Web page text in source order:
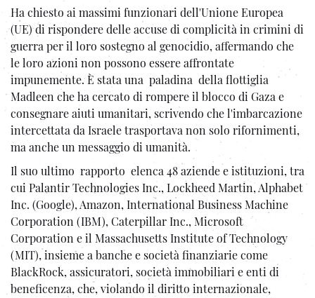
Ha chiesto ai massimi funzionari dell'Unione Europea
(UE) di rispondere delle accuse di complicità in crimini di
guerra per il loro sostegno al genocidio, affermando che
le loro azioni non possono essere affrontate
impunemente. È stata una paladina della flottiglia
Madleen che ha cercato di rompere il blocco di Gaza e
consegnare aiuti umanitari, scrivendo che l'imbarcazione
intercettata da Israele trasportava non solo rifornimenti,
ma anche un messaggio di umanità.
Il suo ultimo rapporto elenca 48 aziende e istituzioni, tra
cui Palantir Technologies Inc., Lockheed Martin, Alphabet
Inc. (Google), Amazon, International Business Machine
Corporation (IBM), Caterpillar Inc., Microsoft
Corporation e il Massachusetts Institute of Technology
(MIT), insieme a banche e società finanziarie come
BlackRock, assicuratori, società immobiliari e enti di
beneficenza, che, violando il diritto internazionale,